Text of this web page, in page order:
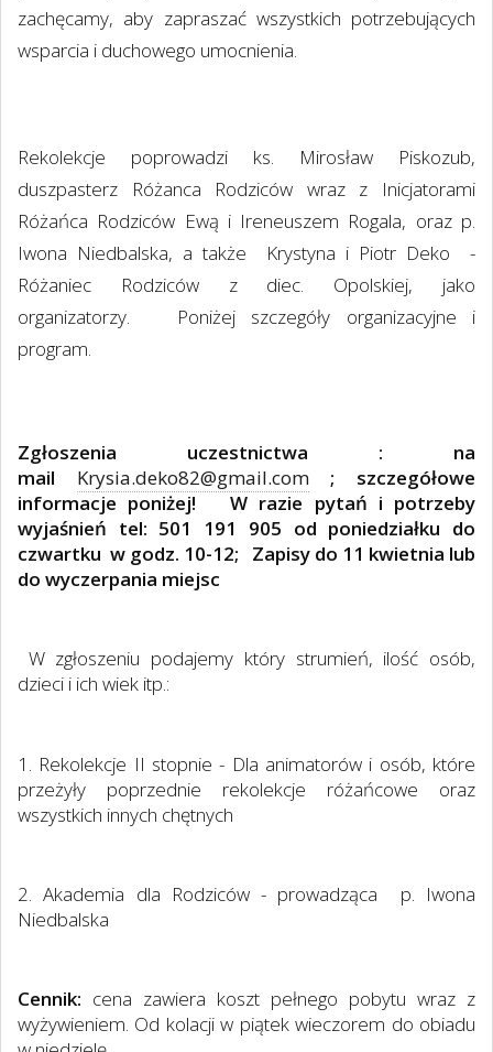
zachęcamy, aby zapraszać wszystkich potrzebujących
wsparcia i duchowego umocnienia.
Rekolekcje poprowadzi ks. Mirosław Piskozub,
duszpasterz Różanca Rodziców wraz z Inicjatorami
Różańca Rodziców Ewą i Ireneuszem Rogala, oraz p.
Iwona Niedbalska, a także
Krystyna i Piotr Deko
-
Różaniec Rodziców z diec. Opolskiej, jako
organizatorzy.
Poniżej szczegóły organizacyjne i
program.
Zgłoszenia uczestnictwa : na
mail Krysia.deko82@gmail.com; szczegółowe
informacje poniżej!
W razie pytań i potrzeby
wyjaśnień tel: 501 191 905 od poniedziałku do
czwartku w godz. 10-12;
Zapisy do 11 kwietnia lub
do wyczerpania miejsc
W zgłoszeniu podajemy który strumień, ilość osób,
dzieci i ich wiek itp.:
1. Rekolekcje II stopnie - Dla animatorów i osób, które
przeżyły poprzednie rekolekcje różańcowe oraz
wszystkich innych chętnych
2. Akademia dla Rodziców - prowadząca
p. Iwona
Niedbalska
Cennik: cena zawiera koszt pełnego pobytu wraz z
wyżywieniem. Od kolacji w piątek wieczorem do obiadu